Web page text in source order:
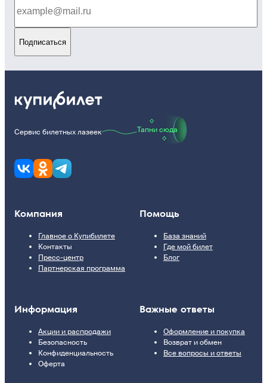
Подписаться
Сервис билетных лазеек Тапни сюда
Компания
Главное о Купибилете
Контакты
Пресс-центр
Партнерская программа
Помощь
База знаний
Где мой билет
Блог
Информация
Акции и распродажи
Безопасность
Конфиденциальность
Оферта
Важные ответы
Оформление и покупка
Возврат и обмен
Все вопросы и ответы